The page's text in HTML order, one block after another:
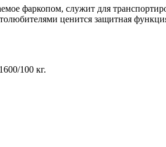
фаркопом, служит для
ценится защитная
100 кг.